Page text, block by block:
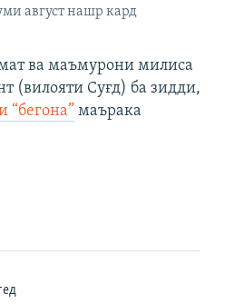
август нашр кард
ва маъмурони милиса
(вилояти Суғд) ба зидди,
“бегона” маърака